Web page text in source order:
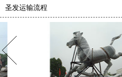
圣发运输流程